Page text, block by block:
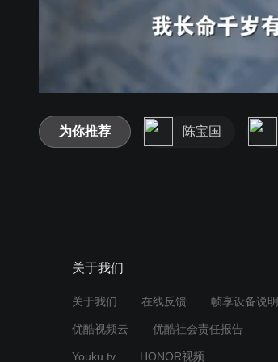
为你推荐 陈宝国
关于我们
关于我们 在线反馈 帧享设备说明
优酷视频云 优酷社会责任报告
Youku.tv HONOR视频